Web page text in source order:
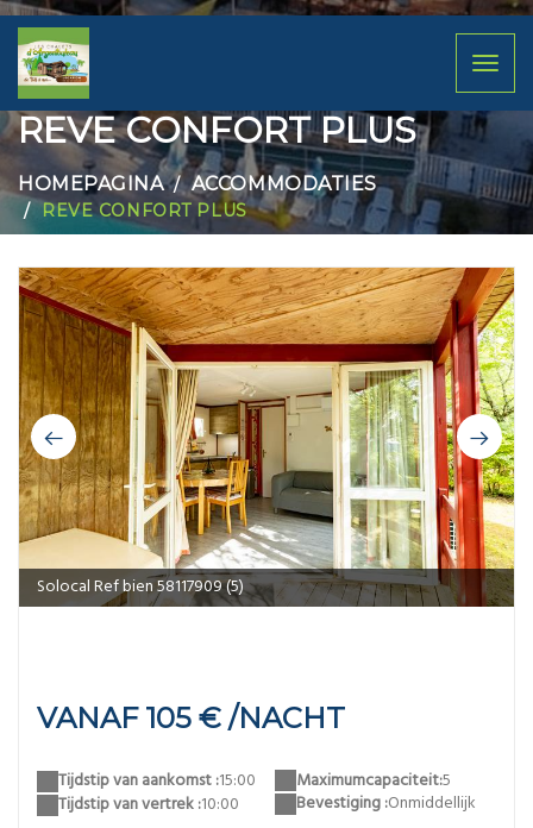
REVE CONFORT PLUS
HOMEPAGINA ACCOMMODATIES
REVE CONFORT PLUS
(5) salon Reve confort plus
VANAF 105 € /NACHT
Tijdstip van aankomst :15:00
Tijdstip van vertrek :10:00
Maximumcapaciteit:5
Bevestiging :Onmiddellijk